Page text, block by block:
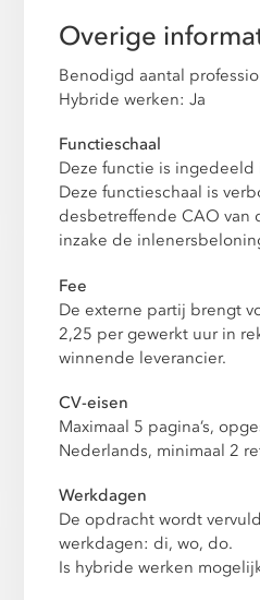
Overige
Benodigd aantal
Hybride werken: Ja
Functieschaal
Deze functie is ingedeeld
Deze functieschaal is
desbetreffende CAO van
inzake de
Fee
De externe partij brengt
2,25 per gewerkt uur in
winnende leverancier.
CV-eisen
Maximaal 5 pagina’s,
Nederlands, minimaal 2
Werkdagen
De opdracht wordt
werkdagen: di, wo, do.
Is hybride werken